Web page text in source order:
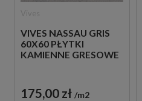
VIVES NASSAU GRIS
60X60 PŁYTKI
KAMIENNE GRESOWE
175,00 zł m2